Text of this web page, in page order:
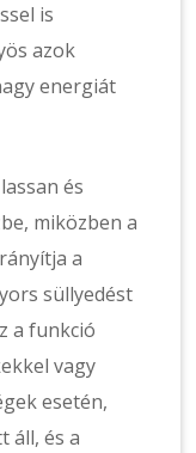
is
azok
energiát
és
miközben a
a
süllyedést
a funkció
vagy
esetén,
áll, és a